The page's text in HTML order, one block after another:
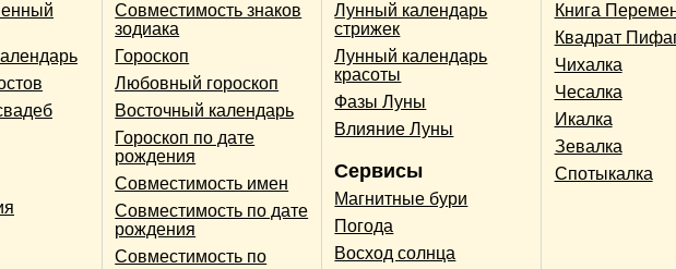
Совместимость знаков
зодиака
Гороскоп
Любовный гороскоп
Восточный календарь
Гороскоп по дате
рождения
Совместимость имен
Совместимость по дате
рождения
Совместимость по
Лунный календарь
стрижек
Лунный календарь
красоты
Фазы Луны
Влияние Луны
Сервисы
Магнитные бури
Погода
Восход солнца
Книга
Квадрат
Чихалка
Чесалка
Икалка
Зевалка
Спотыкалка